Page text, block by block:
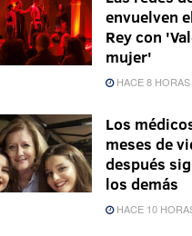
envuelven
Rey con
mujer'
HACE 8 HORAS
Los
meses de
después
los demás
HACE 10